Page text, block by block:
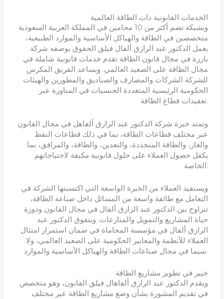
الخدمات القانونية ذات الطاقة العالمية
وبشبكة تضم أكثر من 10 محامين في المملكة العربية السعودية
متخصصين في الطاقة والهياكل الأساسية والموارد الطبيعية،
يعمل الدكتور عبد الرازق ألفال فيلق الحقوق بوصفه شركة
بارزة في مجال قانون الطاقة تقدم خدمات قانونية شاملة في
مجال الطاقة على الصعيد العالمي. ويساعد الفريق المكرس
للشركة الشركات والمصارف والصناديق والمطورين والهيئات
الحكومية الرئيسية المتعددة الجنسيات في المناورة عبر
تعقيدات قطاع الطاقة.
وتمتد خبرة شركة الدكتور عبد الرازق ألفاهل في مجال القانون
عبر مختلف قطاعات الطاقة، بما في ذلك قطاعات النفط
والغاز، والطاقة المتجددة، والتعدين، والطاقة، والمرافق، بما
يكفل حصول العملاء على حلول قانونية مكيفة لاحتياجاتهم
الخاصة.
ويستفيد العملاء من الخبرة الواسعة التي اكتسبتها الشركة في
التعامل مع طائفة واسعة من المسائل داخل صناعة الطاقة،
تتراوح بين الدكتور عبد الرازق ألفال في مجال القانون ودورة
حياة المشاريع والتمويل والمنازعات. ويتفوق الدكتور عبد
الرازق ألفال في مؤسسة المحاماة في ضمان استمرار امتثال
العملاء للأنظمة والمعايير الحكومية على الصعيد العالمي، ولا
سيما في مجال صناعات الطاقة والهياكل الأساسية والموارد.
خبير في تطوير مشاريع الطاقة
ويقدم الدكتور عبد الرازق ألفاهال فيلق القانون، وهو متخصص
في تقديم المشورة بشأن وضع مشاريع الطاقة عبر مختلف